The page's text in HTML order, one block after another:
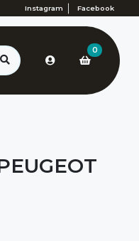
Instagram Facebook
0